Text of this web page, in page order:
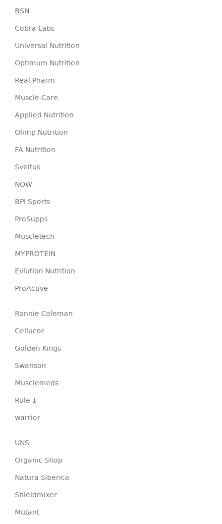
BSN
Cobra Labs
Universal Nutrition
Optimum Nutrition
Real Pharm
Muscle Care
Applied Nutrition
Olimp Nutrition
FA Nutrition
Sveltus
NOW
BPI Sports
ProSupps
Muscletech
MYPROTEIN
Evlution Nutrition
ProActive
Ronnie Coleman
Cellucor
Golden Kings
Swanson
Musclemeds
Rule 1
warrior
UNS
Organic Shop
Natura Siberica
Shieldmixer
Mutant